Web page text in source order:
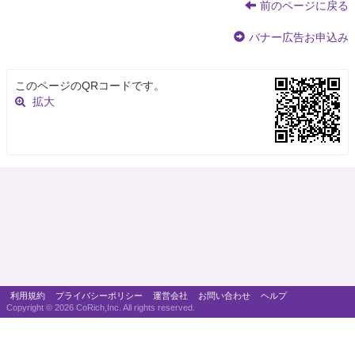
前のページに戻る
バナー広告お申込み
このページのQRコードです。
拡大
利用規約 プライバシーポリシー 運営会社 お問い合わせ
ヘルプ
Copyright © 2026 CoRich,Inc. All rights reserved.